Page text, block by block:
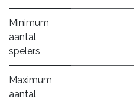
Minimum
aantal
spelers
Maximum
aantal